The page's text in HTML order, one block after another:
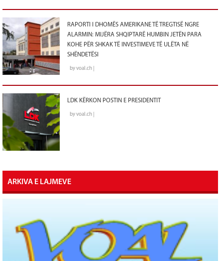
RAPORTI I DHOMËS AMERIKANE TË TREGTISË NGRE
ALARMIN: MIJËRA SHQIPTARË HUMBIN JETËN PARA
KOHE PËR SHKAK TË INVESTIMEVE TË ULËTA NË
SHËNDETËSI
by voal.ch |
LDK KËRKON POSTIN E PRESIDENTIT
by voal.ch |
ARKIVA E LAJMEVE